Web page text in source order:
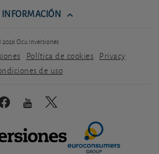
2026 Ocu Inversiones
Política de cookies Privacy
de uso